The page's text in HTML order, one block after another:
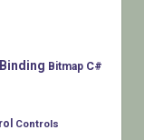
Binding Bitmap C#
Controls